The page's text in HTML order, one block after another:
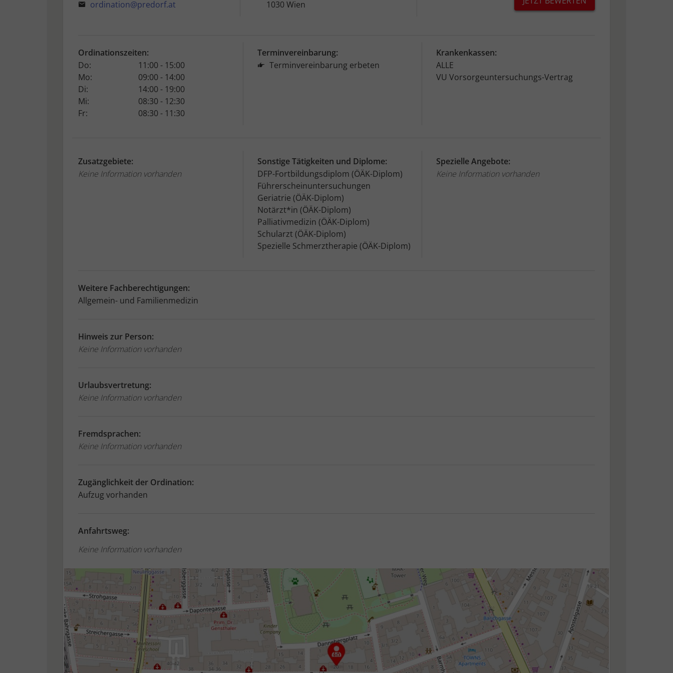
ordination@predorf.at
1030 Wien
Ordinationszeiten:
Do:
11:00 - 15:00
Mo:
09:00 - 14:00
Di:
14:00 - 19:00
Mi:
08:30 - 12:30
Fr:
08:30 - 11:30
Terminvereinbarung:
Terminvereinbarung erbeten
Krankenkassen:
ALLE
VU Vorsorgeuntersuchungs-Vertrag
Zusatzgebiete:
Keine Information vorhanden
Sonstige Tätigkeiten und Diplome:
DFP-Fortbildungsdiplom (ÖÄK-Diplom)
Führerscheinuntersuchungen
Geriatrie (ÖÄK-Diplom)
Notärzt*in (ÖÄK-Diplom)
Palliativmedizin (ÖÄK-Diplom)
Schularzt (ÖÄK-Diplom)
Spezielle Schmerztherapie (ÖÄK-Diplom)
Spezielle Angebote:
Keine Information vorhanden
Weitere Fachberechtigungen:
Allgemein- und Familienmedizin
Hinweis zur Person:
Keine Information vorhanden
Urlaubsvertretung:
Keine Information vorhanden
Fremdsprachen:
Keine Information vorhanden
Zugänglichkeit der Ordination:
Aufzug vorhanden
Anfahrtsweg:
Keine Information vorhanden